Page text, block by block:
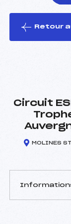
le ski
Retour
Circuit
MOLINES